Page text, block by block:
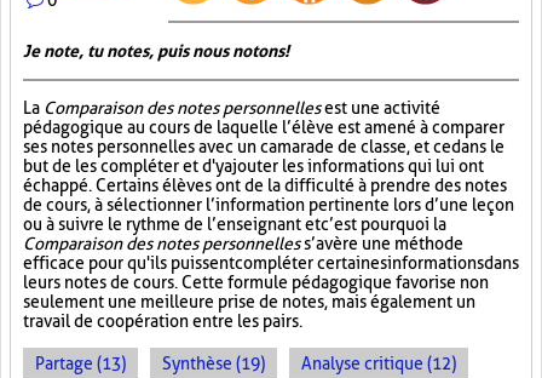
Je note, tu notes, puis nous notons!
La Comparaison des notes personnellesest une activité
pédagogique au cours de laquelle l’élève est amené à comparer
ses notes personnelles avec un camarade de classe, et ce dans le
but de les compléter et d'y ajouter les informations qui lui ont
échappé. Certains élèves ont de la difficulté à prendre des notes
de cours, à sélectionner l’information pertinente lors d’une leçon
ou à suivre le rythme de l’enseignant et c’est pourquoi la
Comparaison des notes personnelless’avère une méthode
efficace pour qu'ils puissent compléter certaines informations dans
leurs notes de cours. Cette formule pédagogique favorise non
seulement une meilleure prise de notes, mais également un
travail de coopération entre les pairs.
Partage (13) Synthèse (19) Analyse critique (12)